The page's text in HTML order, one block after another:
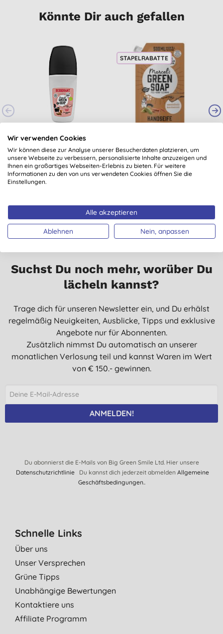
Könnte Dir auch gefallen
Marcel's Green Soap
Deodorant Roll-on
Argan & Oudh
7,20 €
KAUFEN
STAPELRABATTE
Handseife
Sandelwood &
Cardamom -
Sandelholz &
(5)
4,95 € KAUFEN
Suchst Du noch mehr, worüber Du
lächeln kannst?
Trage dich für unseren Newsletter ein, und Du erhälst
regelmäßig Neuigkeiten, Ausblicke, Tipps und exklusive
Angebote nur für Abonnenten.
Zusätzlich nimmst Du automatisch an unserer
monatlichen Verlosung teil und kannst Waren im Wert
von € 150.- gewinnen.
ANMELDEN!
Du abonnierst die E-Mails von Big Green Smile Ltd. Hier unsere
DatenschutzrichtlinieDu kannst dich jederzeit abmelden Allgemeine
Geschäftsbedingungen..
Schnelle Links
Über uns
Unser Versprechen
Grüne Tipps
Unabhängige Bewertungen
Kontaktiere uns
Affiliate Programm
Wir verwenden Cookies
Wir können diese zur Analyse unserer Besucherdaten platzieren, um
unsere Webseite zu verbessern, personalisierte Inhalte anzuzeigen und
Ihnen ein großartiges Webseiten-Erlebnis zu bieten. Für weitere
Informationen zu den von uns verwendeten Cookies öffnen Sie die
Einstellungen.
Alle akzeptieren
Ablehnen Nein, anpassen